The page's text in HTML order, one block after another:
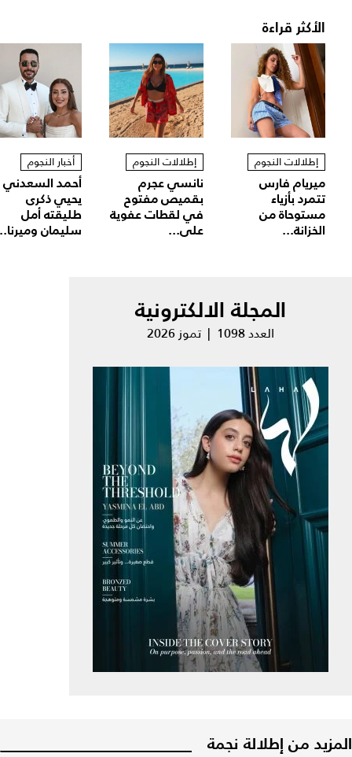
الأكثر قراءة
إطلالات النجوم
ميريام فارس
تتمرد بأزياء
مستوحاة من
الخزانة...
إطلالات النجوم
نانسي عجرم
بقميص مفتوح
في لقطات عفوية
على...
أخبار النجوم
أحمد السعدني
يحيي ذكرى
طليقته أمل
سليمان
المجلة الالكترونية
العدد 1098 | تموز 2026
المزيد من إطلالة نجمة